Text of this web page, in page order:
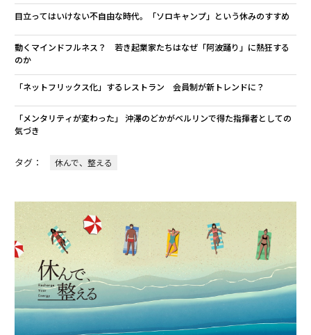
目立ってはいけない不自由な時代。「ソロキャンプ」という休みのすすめ
動くマインドフルネス？ 若き起業家たちはなぜ「阿波踊り」に熱狂する
のか
「ネットフリックス化」するレストラン 会員制が新トレンドに？
「メンタリティが変わった」 沖澤のどかがベルリンで得た指揮者としての
気づき
タグ： 休んで、整える